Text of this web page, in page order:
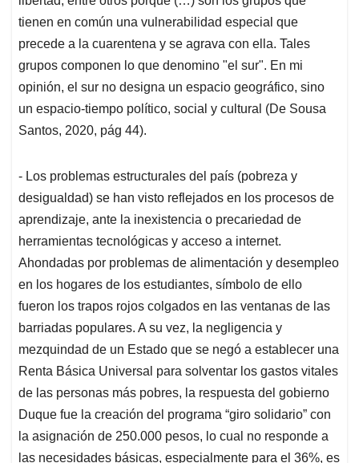
tienen en común una vulnerabilidad especial que
precede a la cuarentena y se agrava con ella. Tales
grupos componen lo que denomino "el sur". En mi
opinión, el sur no designa un espacio geográfico, sino
un espacio-tiempo político, social y cultural (De Sousa
Santos, 2020, pág 44).
- Los problemas estructurales del país (pobreza y
desigualdad) se han visto reflejados en los procesos de
aprendizaje, ante la inexistencia o precariedad de
herramientas tecnológicas y acceso a internet.
Ahondadas por problemas de alimentación y desempleo
en los hogares de los estudiantes, símbolo de ello
fueron los trapos rojos colgados en las ventanas de las
barriadas populares. A su vez, la negligencia y
mezquindad de un Estado que se negó a establecer una
Renta Básica Universal para solventar los gastos vitales
de las personas más pobres, la respuesta del gobierno
Duque fue la creación del programa “giro solidario” con
la asignación de 250.000 pesos, lo cual no responde a
las necesidades básicas, especialmente para el 36%, es